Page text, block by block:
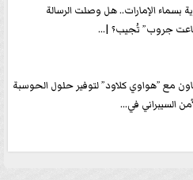
بسماء الإمارات.. هل وصلت الرسالة
جروب” تُجيب؟ |...
مع ”هواوي كلاود” لتوفير حلول الحوسبة
السيبراني في...